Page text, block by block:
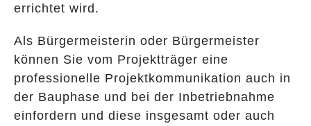
errichtet wird.
Als Bürgermeisterin oder Bürgermeister
können Sie vom Projektträger eine
professionelle Projektkommunikation auch in
der Bauphase und bei der Inbetriebnahme
einfordern und diese insgesamt oder auch